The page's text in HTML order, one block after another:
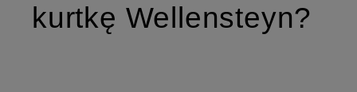
kurtkę Wellensteyn?